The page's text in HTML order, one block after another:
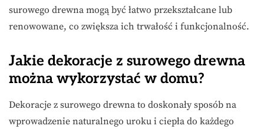
surowego drewna mogą być łatwo przekształcane lub
renowowane, co zwiększa ich trwałość i funkcjonalność.
Jakie dekoracje z surowego drewna
można wykorzystać w domu?
Dekoracje z surowego drewna to doskonały sposób na
wprowadzenie naturalnego uroku i ciepła do każdego